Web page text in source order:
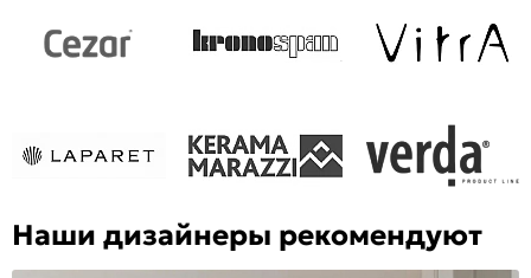
Наши дизайнеры рекомендуют